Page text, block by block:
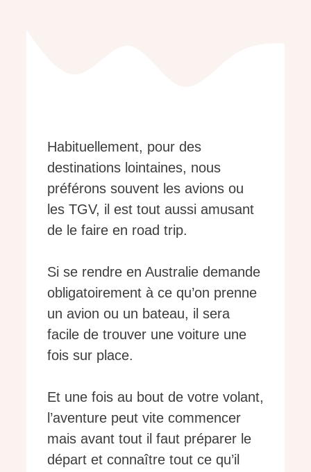
Habituellement, pour des
destinations lointaines, nous
préférons souvent les avions ou
les TGV, il est tout aussi amusant
de le faire en road trip.
Si se rendre en Australie demande
obligatoirement à ce qu’on prenne
un avion ou un bateau, il sera
facile de trouver une voiture une
fois sur place.
Et une fois au bout de votre volant,
l’aventure peut vite commencer
mais avant tout il faut préparer le
départ et connaître tout ce qu’il